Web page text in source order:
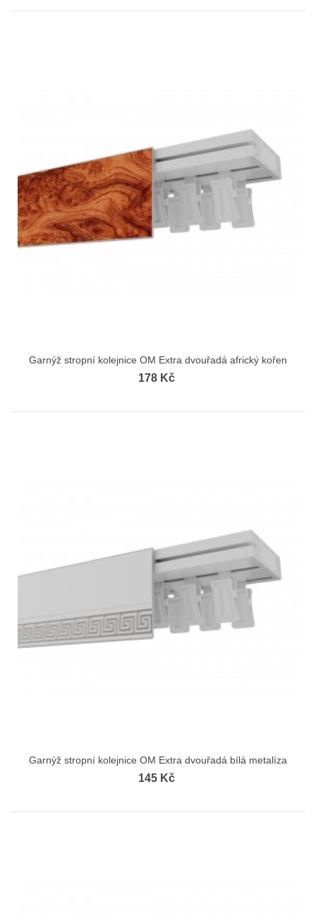
Garnýž stropní kolejnice OM Extra dvouřadá africký kořen
178 Kč
Garnýž stropní kolejnice OM Extra dvouřadá bílá metalíza
145 Kč